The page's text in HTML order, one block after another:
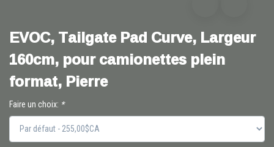
EVOC, Tailgate Pad Curve, Largeur
160cm, pour camionettes plein
format, Pierre
Faire un choix: *